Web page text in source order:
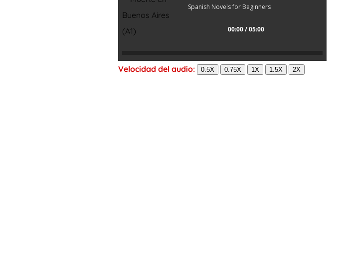
Spanish Novels for Beginners
00:00 / 05:00
Velocidad del audio: 0.5X 0.75X 1X 1.5X 2X